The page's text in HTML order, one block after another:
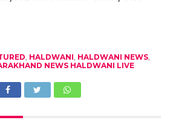
, HALDWANI, HALDWANI NEWS,
NEWS HALDWANI LIVE